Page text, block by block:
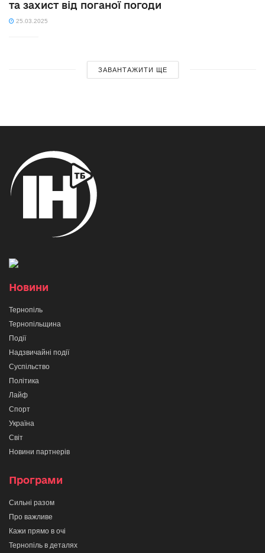
та захист від поганої погоди
25.03.2025
ЗАВАНТАЖИТИ ЩЕ
Новини
Тернопіль
Тернопільщина
Події
Надзвичайні події
Суспільство
Політика
Лайф
Спорт
Україна
Світ
Новини партнерів
Програми
Сильні разом
Про важливе
Кажи прямо в очі
Тернопіль в деталях